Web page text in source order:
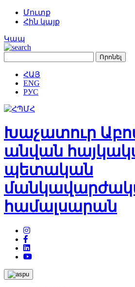
Մուտք
Հին կայք
Կապ
ՀԱՅ
ENG
РУС
Խաչատուր
անվան
պետական
համալսարան